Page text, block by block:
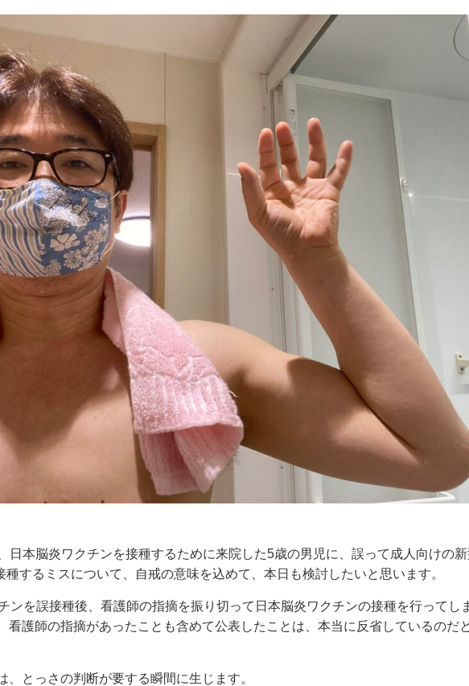
日本脳炎ワクチンを接種するために来院した5歳の男児に、誤って成人向けの
種するミスについて、自戒の意味を込めて、本日も検討したいと思います。
ンを誤接種後、看護師の指摘を振り切って日本脳炎ワクチンの接種を行ってし
看護師の指摘があったことも含めて公表したことは、本当に反省しているのだ
、とっさの判断が要する瞬間に生じます。